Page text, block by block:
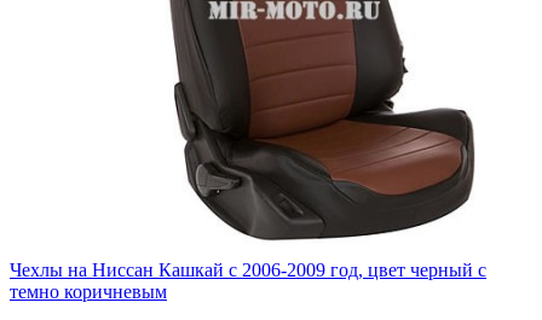
Чехлы на Ниссан Кашкай с 2006-2009 год, цвет черный с
темно коричневым